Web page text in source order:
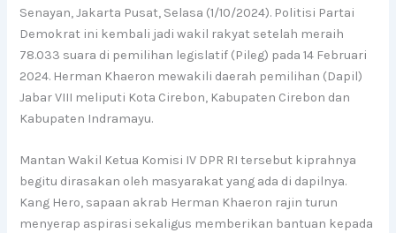
Senayan, Jakarta Pusat, Selasa (1/10/2024). Politisi Partai
Demokrat ini kembali jadi wakil rakyat setelah meraih
78.033 suara di pemilihan legislatif (Pileg) pada 14 Februari
2024. Herman Khaeron mewakili daerah pemilihan (Dapil)
Jabar VIII meliputi Kota Cirebon, Kabupaten Cirebon dan
Kabupaten Indramayu.
Mantan Wakil Ketua Komisi IV DPR RI tersebut kiprahnya
begitu dirasakan oleh masyarakat yang ada di dapilnya.
Kang Hero, sapaan akrab Herman Khaeron rajin turun
menyerap aspirasi sekaligus memberikan bantuan kepada